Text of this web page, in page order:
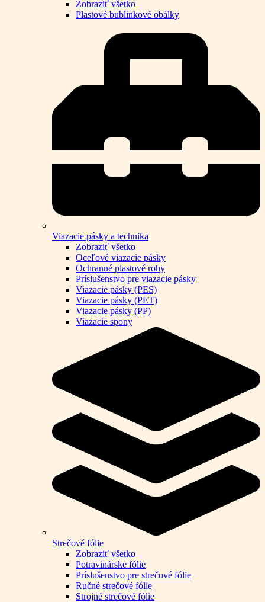
Zobraziť všetko
Plastové bublinkové obálky
Viazacie pásky a technika
Zobraziť všetko
Oceľové viazacie pásky
Ochranné plastové rohy
Príslušenstvo pre viazacie pásky
Viazacie pásky (PES)
Viazacie pásky (PET)
Viazacie pásky (PP)
Viazacie spony
Strečové fólie
Zobraziť všetko
Potravinárske fólie
Príslušenstvo pre strečové fólie
Ručné strečové fólie
Strojné strečové fólie